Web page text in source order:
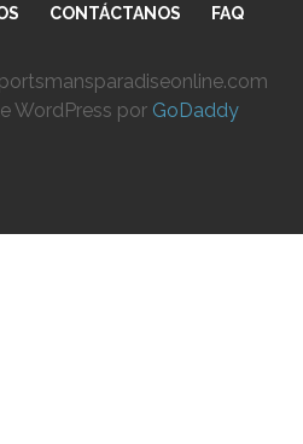
CONTÁCTANOS FAQ
WordPress por GoDaddy